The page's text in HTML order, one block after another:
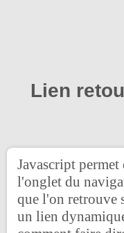
Lien
Javascript
l'onglet du
que l'on retrouve
un lien